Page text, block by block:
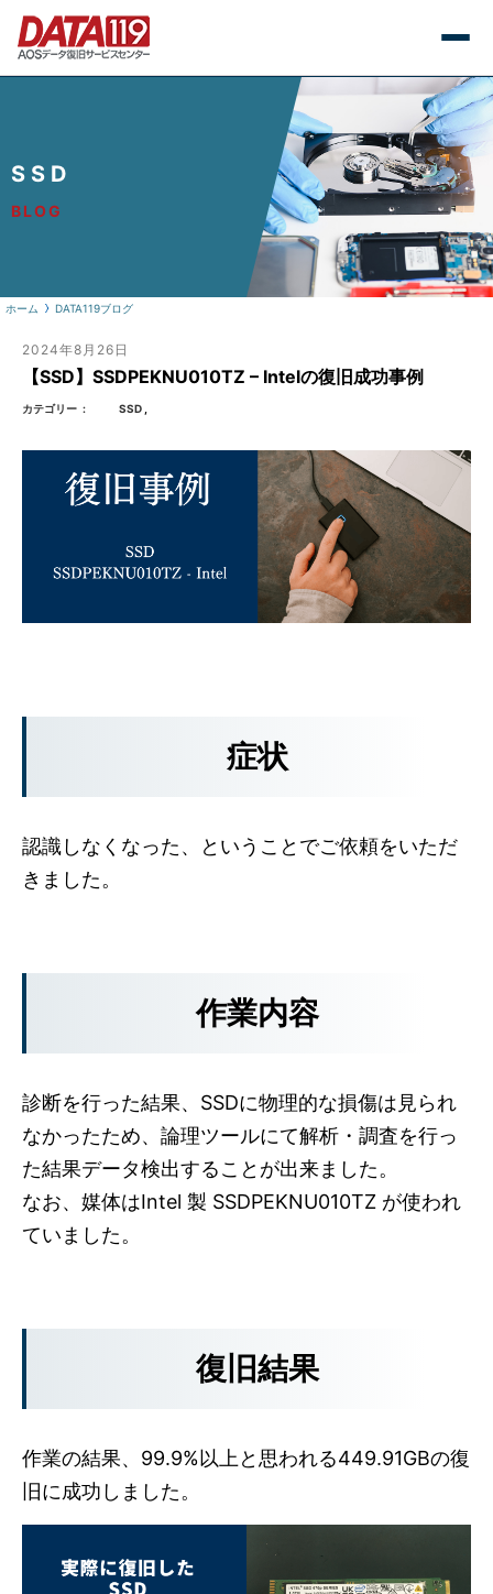
SSD
BLOG
ホーム DATA119ブログ
2024年8月26日
【SSD】SSDPEKNU010TZ – Intelの復旧成功事例
カテゴリー SSD
症状
認識しなくなった、ということでご依頼をいただ
きました。
作業内容
診断を行った結果、SSDに物理的な損傷は見られ
なかったため、論理ツールにて解析・調査を行っ
た結果データ検出することが出来ました。
なお、媒体はIntel 製 SSDPEKNU010TZ が使われ
ていました。
復旧結果
作業の結果、99.9%以上と思われる449.91GBの復
旧に成功しました。